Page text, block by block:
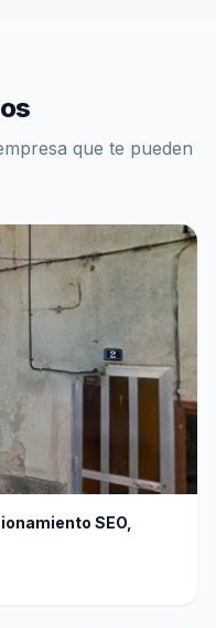
que te pueden
SEO,